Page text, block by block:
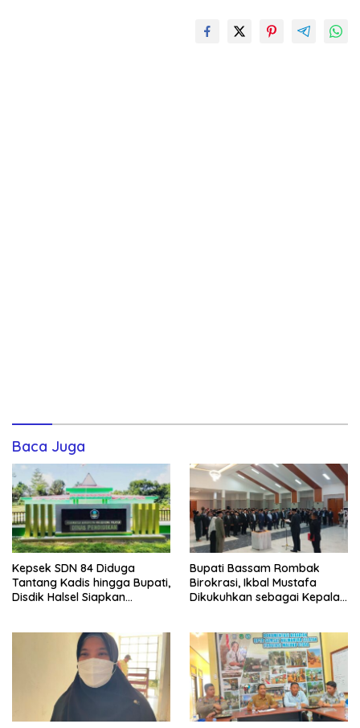
Baca Juga
Kepsek SDN 84 Diduga
Tantang Kadis hingga Bupati,
Disdik Halsel Siapkan
Bupati Bassam Rombak
Birokrasi, Ikbal Mustafa
Dikukuhkan sebagai Kepala